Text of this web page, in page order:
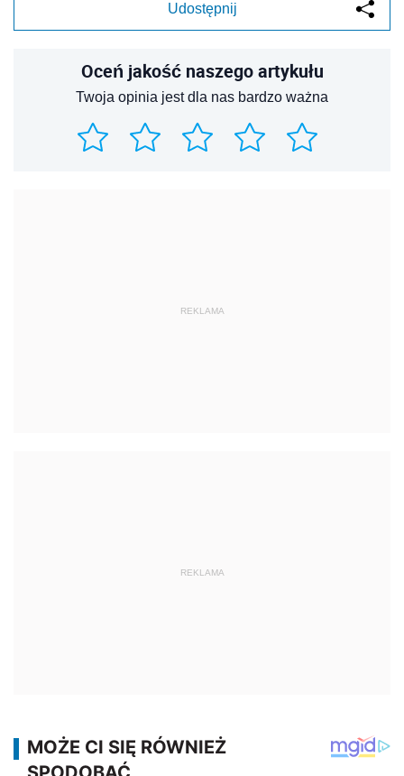
Udostępnij
Oceń jakość naszego artykułu
Twoja opinia jest dla nas bardzo ważna
REKLAMA
REKLAMA